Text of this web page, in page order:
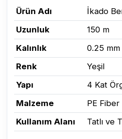
Ürün Adı
İkado
Uzunluk
150 m
Kalınlık
0.25 mm
Renk
Yeşil
Yapı
4 Kat
Malzeme
PE Fiber
Kullanım Alanı
Tatlı ve